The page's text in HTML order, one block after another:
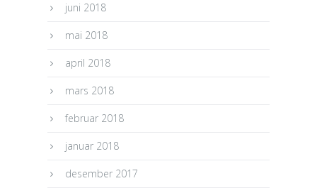
juni 2018
mai 2018
april 2018
mars 2018
februar 2018
januar 2018
desember 2017